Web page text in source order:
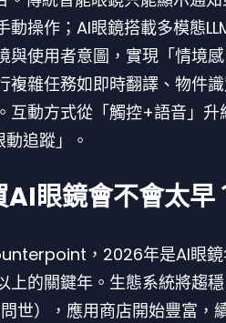
動操作；AI眼鏡搭載多模態
與使用者意圖，實現「情境感
複雜任務如即時翻譯、物件
互動方式從「觸控+語音」升
動追蹤」。
眼鏡會不會太早
，2026年是AI眼
上的關鍵年。生態系統將趨穩
世），應用商店開始豐富，